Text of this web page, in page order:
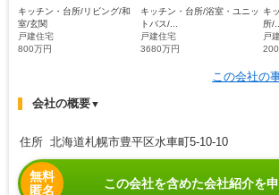
キッチン・台所/リビング/和
室/玄関
戸建住宅
800万円
キッチン・台所/浴室・ユニッ
トバス/...
戸建住宅
3680万円
キ
所/...
戸
この会社の
会社の概要▼
住所 北海道札幌市豊平区水車町5-10-10
無料
匿名
この会社を含めた会社紹介を